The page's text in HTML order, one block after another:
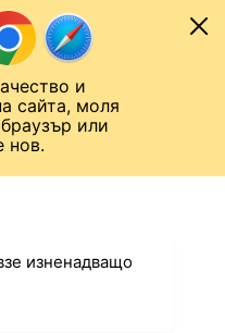
и
сайта, моля
или
нов.
изненадващо